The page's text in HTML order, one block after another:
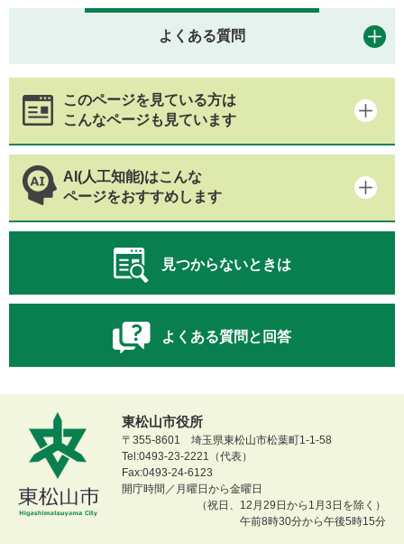
よくある質問
このページを見ている方は
こんなページも見ています
AI(人工知能)はこんな
ページをおすすめします
見つからないときは
よくある質問と回答
東松山市役所
〒355-8601 埼玉県東松山市松葉町1-1-58
Tel:0493-23-2221（代表）
Fax:0493-24-6123
開庁時間／月曜日から金曜日
（祝日、12月29日から1月3日を除く）
午前8時30分から午後5時15分